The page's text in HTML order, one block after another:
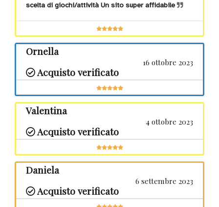
scelta di giochi/attività Un sito super affidabile
Ornella
16 ottobre 2023
Acquisto verificato
Valentina
4 ottobre 2023
Acquisto verificato
Daniela
6 settembre 2023
Acquisto verificato